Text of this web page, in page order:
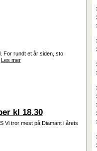
rundt et år siden, sto
Les mer
kl 18.30
Vi tror mest på Diamant i årets